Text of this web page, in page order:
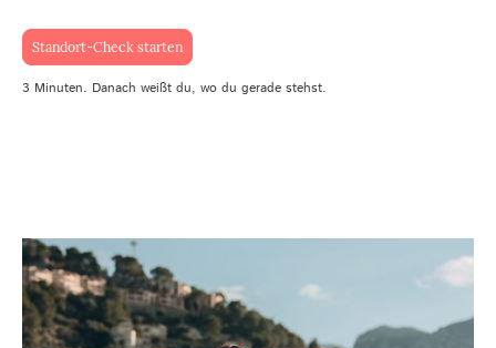
Standort-Check starten
3 Minuten. Danach weißt du, wo du gerade stehst.